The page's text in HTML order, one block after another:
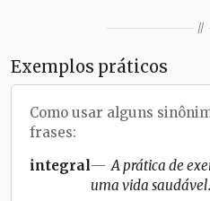
//
Exemplos práticos
Como usar alguns
frases:
integral
A prática de
uma vida saudável.